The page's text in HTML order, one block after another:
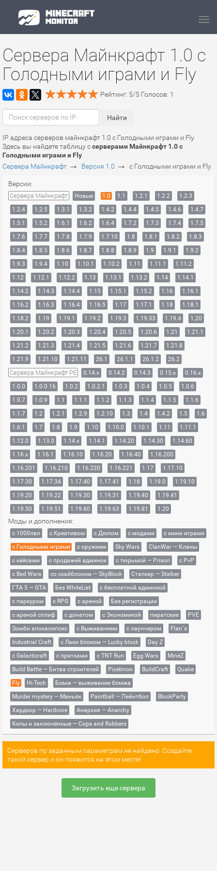
Сервера Майнкрафт 1.0 с
Голодными играми и Fly
Рейтинг: 5/5 Голосов: 1
IP адреса серверов майнкрафт 1.0 с Голодными играми и Fly.
Здесь вы найдете таблицу ссерверами Майнкрафт 1.0 с
Голодными играми и Fly
Сервера Майнкрафт → Версия 1.0 → с Голодными играми и Fly
Версии:
Сервера Майнкрафт Новые 1.0 1.1 1.2.1 1.2.2
1.2.3
1.2.4
1.2.5 1.3.1 1.3.2 1.4.2 1.4.4 1.4.5 1.4.6
1.4.7
1.5.1
1.5.2 1.6.1 1.6.2 1.6.4 1.7.2 1.7.3 1.7.4
1.7.5
1.7.6
1.7.7 1.7.8 1.7.9 1.7.10 1.8 1.8.1 1.8.2
1.8.3
1.8.4
1.8.5 1.8.6 1.8.7 1.8.8 1.8.9 1.9 1.9.1
1.9.2
1.9.3
1.9.4 1.10 1.10.1 1.10.2 1.11 1.11.1
1.11.2
1.12
1.12.1 1.12.2 1.13 1.13.1 1.13.2 1.14
1.14.1
1.14.2
1.14.3 1.14.4 1.15 1.15.1 1.15.2 1.16
1.16.1
1.16.2
1.16.3 1.16.4 1.16.5 1.17 1.17.1 1.18
1.18.1
1.18.2
1.19 1.19.1 1.19.2 1.19.3 1.19.33 1.19.4
1.20
1.20.1
1.20.2 1.20.3 1.20.4 1.20.5 1.20.6 1.21
1.21.1
1.21.2
1.21.3 1.21.4 1.21.5 1.21.6 1.21.7
1.21.8
1.21.9
1.21.10 1.21.11 26.1 26.1.1 26.1.2 26.2
Сервера Майнкрафт PE 0.14.x 0.14.2 0.14.3 0.15.x
0.16.x
1.0.0
1.0.0.16 1.0.2 1.0.2.1 1.0.3 1.0.4 1.0.5
1.0.6
1.0.7
1.0.9 1.1 1.1.1 1.1.2 1.1.3 1.1.4 1.1.5
1.1.6
1.1.7
1.2 1.2.1 1.2.9 1.2.10 1.3 1.4 1.4.2 1.5
1.6
1.6.1
1.7 1.8 1.9 1.10 1.10.0 1.10.1 1.11
1.11.1
1.12.0
1.13.0 1.14.x 1.14.1 1.14.20 1.14.30
1.14.60
1.16.x
1.16.1 1.16.10 1.16.20 1.16.40
1.16.200
1.16.201
1.16.210 1.16.220 1.16.221 1.17
1.17.10
1.17.30
1.17.34 1.17.40 1.17.41 1.18 1.19.0
1.19.10
1.19.20
1.19.22 1.19.30 1.19.31 1.19.40
1.19.41
1.19.50
1.19.51 1.19.60 1.19.63 1.19.81 1.20
Моды и дополнения:
с 1000лвл c Креативом с Дюпом с модами
с мини играми
с Голодными играми
с оружием Sky Wars
ClanWar — Кланы
с кейсами
с продажей админок с тюрьмой — Prison
с PvP
с Bed Wars
со скайблоком — SkyBlock
Сталкер — Stalker
ГТА 5 — GTA
Без WhiteList
с бесплатной админкой
с паркуром
с RPG с ареной
Без регистрации
с ареной сплиф
с донатом с Экономикой пиратские
PVE
Зомби апокалипсис
с Выживанием с лаунчером
Flan`s
Industrial Craft
с Лаки блоком — Lucky block
Day Z
с Galacticraft
с прятками с TNT Run Egg Wars
MineZ
Build Battle — Битва строителей
Pixelmon BuildCraft
Quake
Fly
Hi-Tech
Бомж — выживание бомжа
Murder mystery — Маньяк
Paintball — Пейнтбол
BlockParty
Хардкор — Hardcore
Анархия — Anarchy
Копы и заключённые — Cops and Robbers
Серверов по заданным параметрам не найдено. Создайте
такой сервер и он появится на этом месте!
Загрузить еще сервера